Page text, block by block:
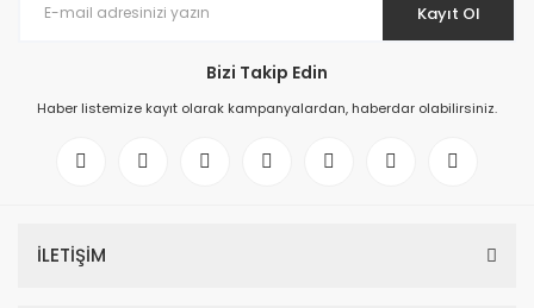
Kayıt Ol
Bizi Takip Edin
Haber listemize kayıt olarak kampanyalardan, haberdar olabilirsiniz.
İLETİŞİM